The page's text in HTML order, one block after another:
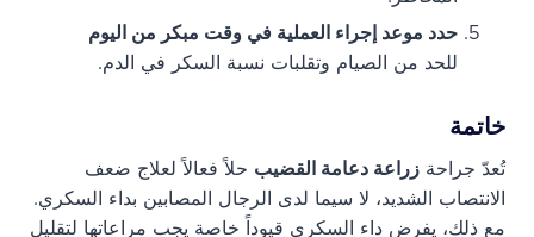
حدد موعد إجراء العملية في وقت مبكر من اليوم
للحد من الصيام وتقلبات نسبة السكر في الدم.
خاتمة
تُعدّ جراحة زراعة دعامة القضيب حلاً فعالاً لعلاج ضعف
الانتصاب الشديد، لا سيما لدى الرجال المصابين بداء السكري.
مع ذلك، يفرض داء السكري قيوداً خاصة يجب مراعاتها لتقليل